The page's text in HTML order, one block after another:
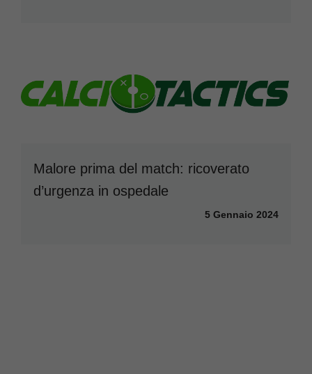
Malore prima del match: ricoverato
d’urgenza in ospedale
5 Gennaio 2024